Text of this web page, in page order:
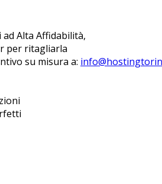
Alta Affidabilità,
per ritagliarla
su misura a: